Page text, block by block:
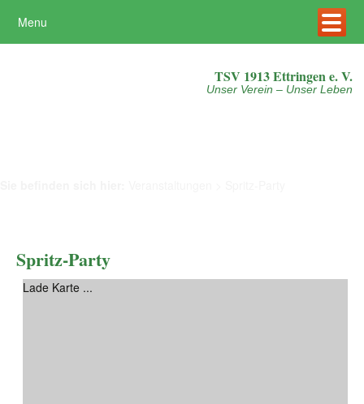
Menu
TSV 1913 Ettringen e. V.
Unser Verein – Unser Leben
Spritz-Party
Lade Karte ...
Akzeptieren